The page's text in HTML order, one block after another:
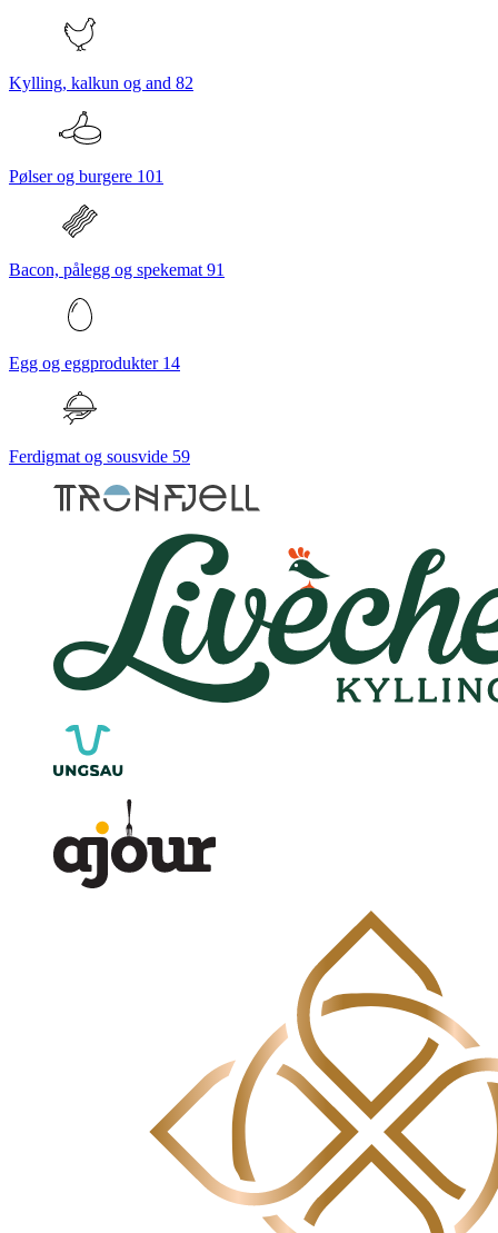
Kylling, kalkun og and 82
Pølser og burgere 101
Bacon, pålegg og spekemat 91
Egg og eggprodukter 14
Ferdigmat og sousvide 59